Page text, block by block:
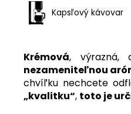
Kapsľový kávovar
Krémová, výrazná,
nezameniteľnou
chvíľku nechcete
„kvalitku“, toto je